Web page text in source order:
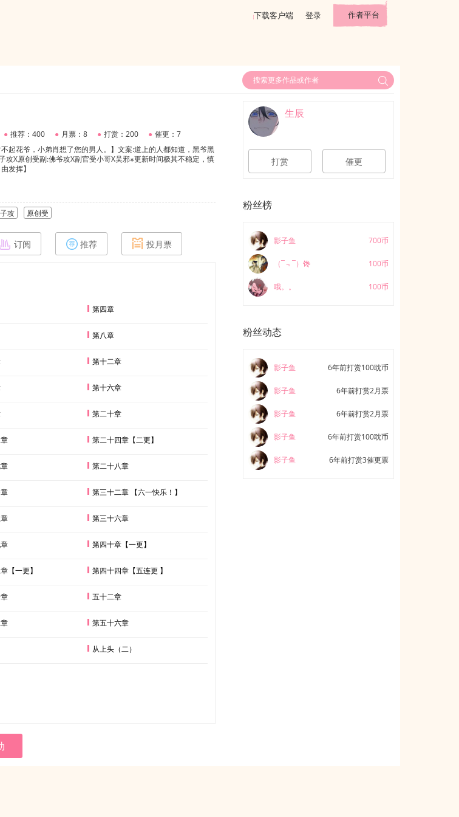
下载客户端 登录 作者平台
● 推荐：400 ● 月票：8 ● 打赏：200 ● 催更：7
起花爷，小弟肖想了您的男人。】文案:道上的人都知道，黑爷黑
X原创受副:佛爷攻X副官受小哥X吴邪※更新时间极其不稳定，慎
发挥】
攻 原创受
订阅 推荐 投月票
第四章
第八章
第十二章
第十六章
第二十章
第二十四章【二更】
第二十八章
第三十二章 【六一快乐！】
第三十六章
第四十章【一更】
【一更】 第四十四章【五连更 】
五十二章
第五十六章
从上头（二）
生辰
打赏 催更
粉丝榜
影子鱼 700币
（¯﹃¯）馋 100币
哦。。 100币
粉丝动态
影子鱼 6年前打赏100耽币
影子鱼 6年前打赏2月票
影子鱼 6年前打赏2月票
影子鱼 6年前打赏100耽币
影子鱼 6年前打赏3催更票